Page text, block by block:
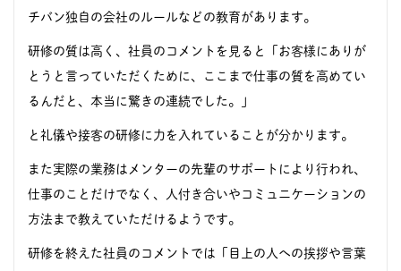
チバン独自の会社のルールなどの教育があります。
研修の質は高く、社員のコメントを見ると「お客様にありが
とうと言っていただくために、ここまで仕事の質を高めてい
るんだと、本当に驚きの連続でした。」
と礼儀や接客の研修に力を入れていることが分かります。
また実際の業務はメンターの先輩のサポートにより行われ、
仕事のことだけでなく、人付き合いやコミュニケーションの
方法まで教えていただけるようです。
研修を終えた社員のコメントでは「目上の人への挨拶や言葉